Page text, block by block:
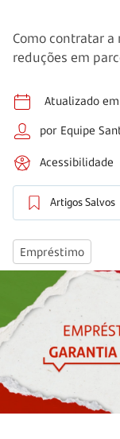
Como contratar
reduções em
Atualizado
por Equipe
Acessibilidade
Artigos Salvos
Empréstimo